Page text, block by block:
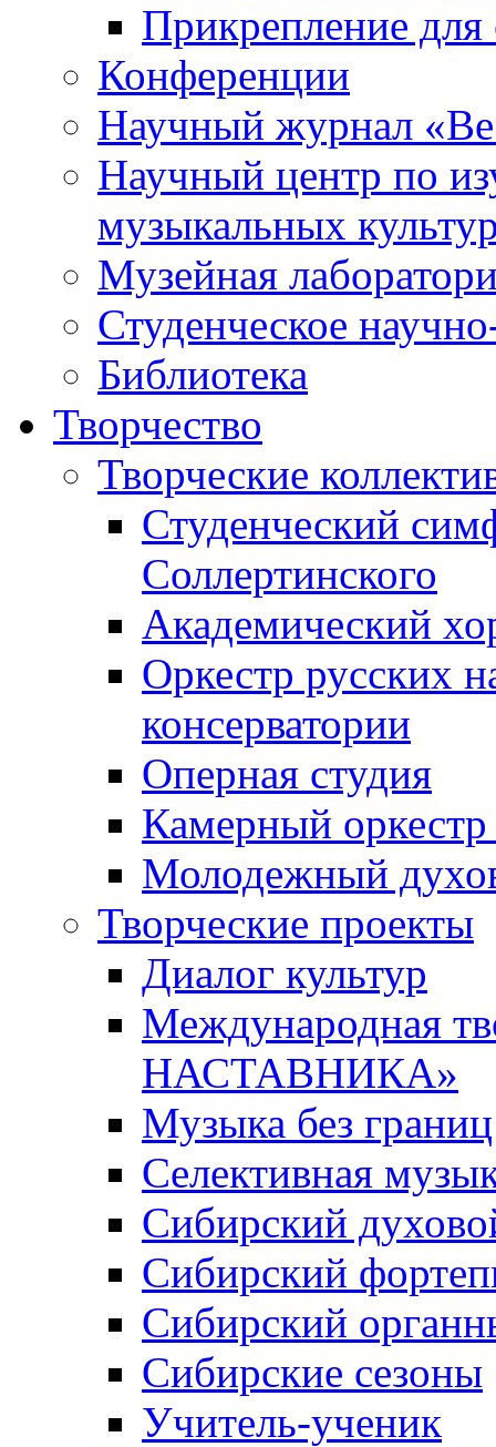
Прикрепление для
Конференции
Научный журнал
Научный центр по
музыкальных
Музейная
Студенческое
Библиотека
Творчество
Творческие
Студенческий
Соллертинского
Академический
Оркестр русских
консерватории
Оперная студия
Камерный оркестр
Молодежный
Творческие проекты
Диалог культур
Международная
НАСТАВНИКА»
Музыка без границ
Селективная
Сибирский
Сибирский
Сибирский
Сибирские сезоны
Учитель-ученик